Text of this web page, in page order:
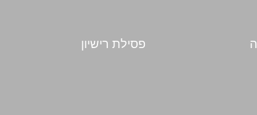
פסילת רישיון